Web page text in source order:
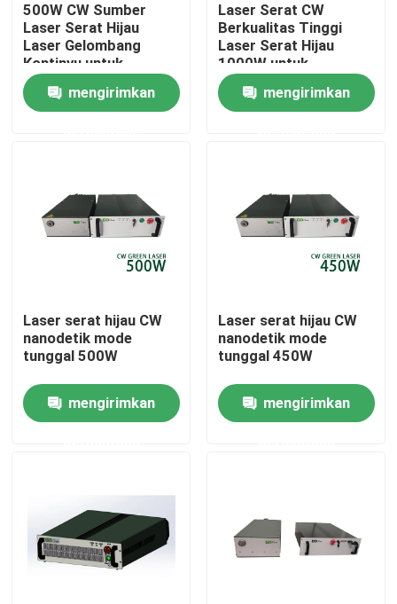
Rumah
Video
Pertunjukan VR
Tentang kami
Kontrol kualitas
Permintaan Penawaran
500W CW Sumber
Laser Serat Hijau
Laser Gelombang
Kontinyu untuk
Laserselinding
Percetakan Tembaga
300W 700W 1000W
mengirimkan
Laser Serat CW
Berkualitas Tinggi
Laser Serat Hijau
1000W untuk
Pemotongan Las
Logam mengirimkan
Laser serat hijau CW
nanodetik mode
tunggal 500W
mengirimkan
Laser serat hijau CW
nanodetik mode
tunggal 450W
mengirimkan